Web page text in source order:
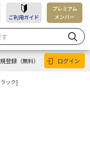
ご利用ガイド
プレミアム
メンバー
登録 （無料） ログイン
ック]